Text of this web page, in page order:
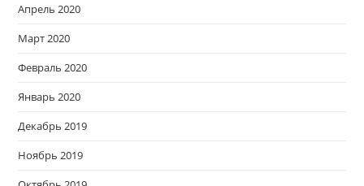
Апрель 2020
Март 2020
Февраль 2020
Январь 2020
Декабрь 2019
Ноябрь 2019